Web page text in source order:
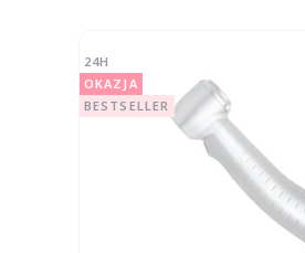
24H
OKAZJA
BESTSELLER